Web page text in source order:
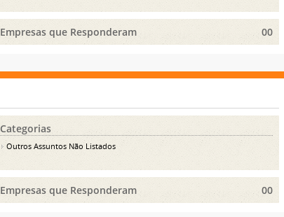
Empresas que Responderam 00
Categorias
Outros Assuntos Não Listados
Empresas que Responderam 00